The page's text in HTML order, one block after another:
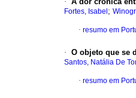
Fortes, Isabel ;
· resumo em
· O objeto que se
Santos, Natália De
· resumo em